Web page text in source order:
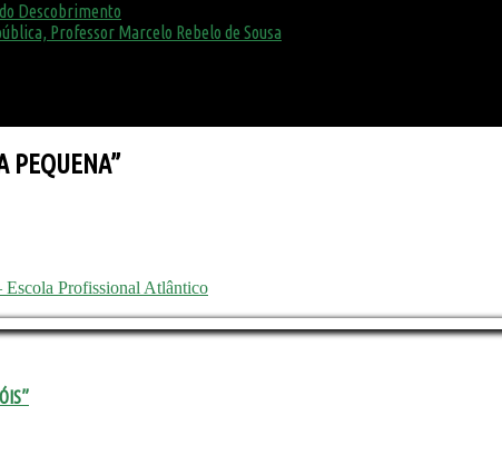
Descobrimento
Professor Marcelo Rebelo de Sousa
PEQUENA”
Profissional Atlântico